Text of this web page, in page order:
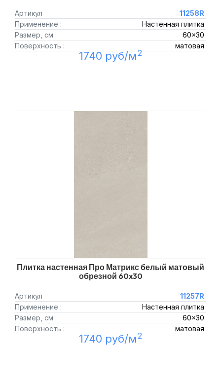
Артикул
11258R
Применение :
Настенная плитка
Размер, см :
60x30
Поверхность :
матовая
1740 руб/м2
Плитка настенная Про Матрикс белый матовый
обрезной 60x30
Артикул
11257R
Применение :
Настенная плитка
Размер, см :
60x30
Поверхность :
матовая
1740 руб/м2